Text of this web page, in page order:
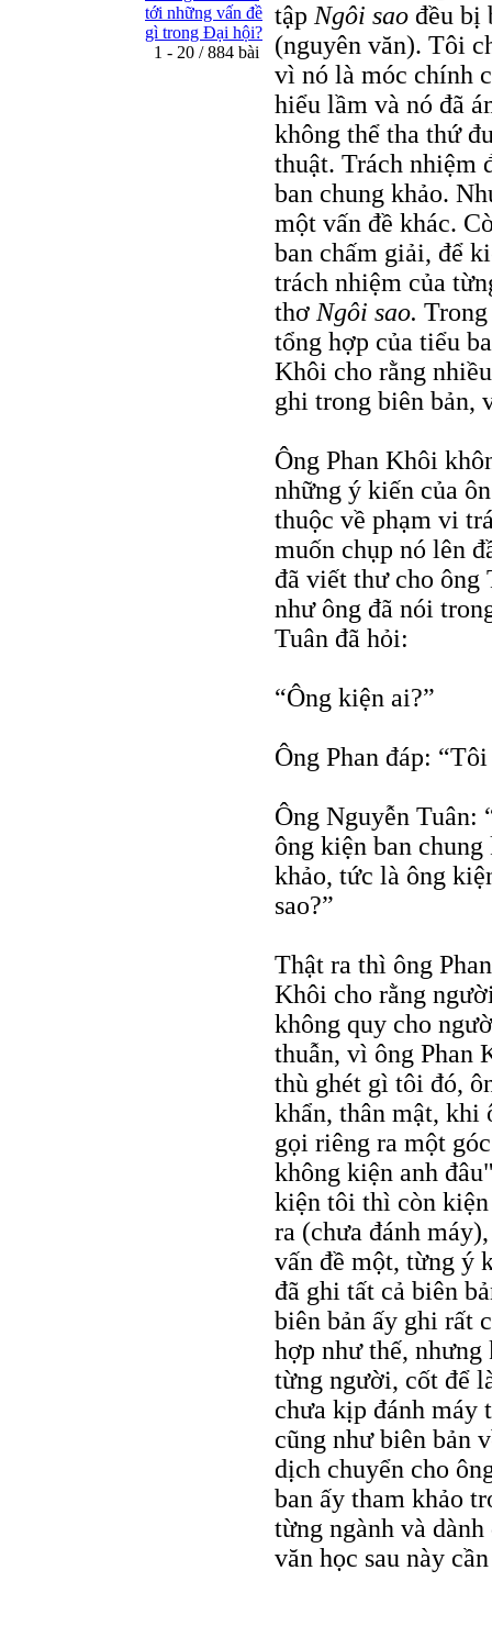
tới những vấn đề
gì trong Đại hội?
1 - 20 / 884 bài
tập Ngôi sao đều bị
(nguyên văn). Tôi
vì nó là móc chính
hiểu lầm và nó đã
không thể tha thứ
thuật. Trách nhiệm
ban chung khảo.
một vấn đề khác.
ban chấm giải, để
trách nhiệm của
thơ Ngôi sao.
tổng hợp của tiểu
Khôi cho rằng
ghi trong biên bản,
Ông Phan Khôi
những ý kiến của
thuộc về phạm vi
muốn chụp nó lên
đã viết thư cho ông
như ông đã nói
Tuân đã hỏi:
“Ông kiện ai?”
Ông Phan đáp:
Ông Nguyễn Tuân:
ông kiện ban
khảo, tức là ông
sao?”
Thật ra thì ông
Khôi cho rằng
không quy cho
thuẫn, vì ông Phan
thù ghét gì tôi đó,
khẩn, thân mật, khi
gọi riêng ra một
không kiện anh
kiện tôi thì còn
ra (chưa đánh
vấn đề một, từng ý
đã ghi tất cả biên
biên bản ấy ghi rất
hợp như thế,
từng người, cốt để
chưa kịp đánh máy
cũng như biên bản
dịch chuyển cho
ban ấy tham khảo
từng ngành và
văn học sau này